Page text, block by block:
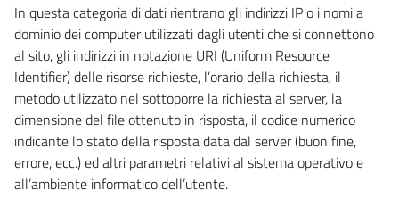
In questa categoria di dati rientrano gli indirizzi IP o i nomi a
dominio dei computer utilizzati dagli utenti che si connettono
al sito, gli indirizzi in notazione URI (Uniform Resource
Identifier) delle risorse richieste, l’orario della richiesta, il
metodo utilizzato nel sottoporre la richiesta al server, la
dimensione del file ottenuto in risposta, il codice numerico
indicante lo stato della risposta data dal server (buon fine,
errore, ecc.) ed altri parametri relativi al sistema operativo e
all’ambiente informatico dell’utente.